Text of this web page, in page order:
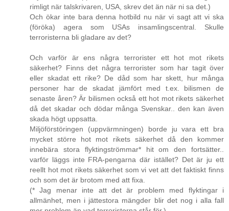
rimligt när talskrivaren, USA, skrev det än när ni sa det.)
Och ökar inte bara denna hotbild nu när vi sagt att vi ska
(föröka) agera som USAs insamlingscentral. Skulle
terroristerna bli gladare av det?
Och varför är ens några terrorister ett hot mot rikets
säkerhet? Finns det några terrorister som har tagit över
eller skadat ett rike? De dåd som har skett, hur många
personer har de skadat jämfört med t.ex. bilismen de
senaste åren? Är bilismen också ett hot mot rikets säkerhet
då det skadar och dödar många Svenskar.. den kan även
skada högt uppsatta.
Miljöförstöringen (uppvärmningen) borde ju vara ett bra
mycket större hot mot rikets säkerhet då den kommer
innebära stora flyktingströmmar* hit om den fortsätter..
varför läggs inte FRA-pengarna där istället? Det är ju ett
reellt hot mot rikets säkerhet som vi vet att det faktiskt finns
och som det är brotom med att fixa.
(* Jag menar inte att det är problem med flyktingar i
allmänhet, men i jättestora mängder blir det nog i alla fall